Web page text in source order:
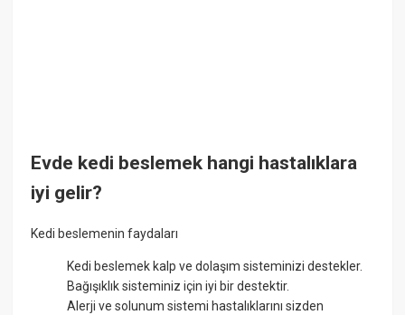
Evde kedi beslemek hangi hastalıklara
iyi gelir?
Kedi beslemenin faydaları
Kedi beslemek kalp ve dolaşım sisteminizi destekler.
Bağışıklık sisteminiz için iyi bir destektir.
Alerji ve solunum sistemi hastalıklarını sizden